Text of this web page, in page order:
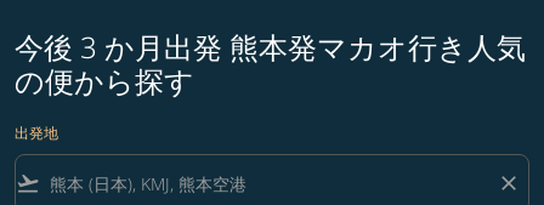
今後 3 か月出発 熊本発マカオ行き人気
の便から探す
出発地
flight_takeoff close